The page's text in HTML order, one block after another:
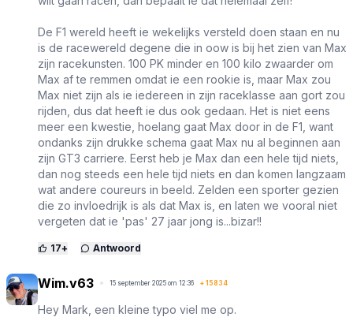
De F1 wereld heeft ie wekelijks versteld doen staan en nu
is de racewereld degene die in oow is bij het zien van Max
zijn racekunsten. 100 PK minder en 100 kilo zwaarder om
Max af te remmen omdat ie een rookie is, maar Max zou
Max niet zijn als ie iedereen in zijn raceklasse aan gort zou
rijden, dus dat heeft ie dus ook gedaan. Het is niet eens
meer een kwestie, hoelang gaat Max door in de F1, want
ondanks zijn drukke schema gaat Max nu al beginnen aan
zijn GT3 carriere. Eerst heb je Max dan een hele tijd niets,
dan nog steeds een hele tijd niets en dan komen langzaam
wat andere coureurs in beeld. Zelden een sporter gezien
die zo invloedrijk is als dat Max is, en laten we vooral niet
vergeten dat ie 'pas' 27 jaar jong is...bizar!!
17+ Antwoord
Wim.v63 15 september 2025 om 12:36 + 15834
Hey Mark, een kleine typo viel me op.